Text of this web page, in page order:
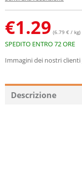
€1.29 (6.79 € / kg)
SPEDITO ENTRO 72 ORE
Immagini dei nostri clienti
Descrizione